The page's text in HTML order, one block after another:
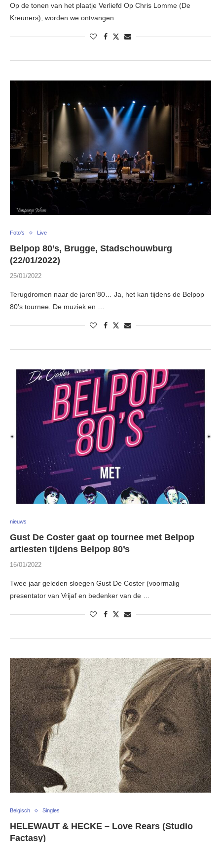
Op de tonen van het plaatje Verliefd Op Chris Lomme (De
Kreuners), worden we ontvangen …
Foto's Live
Belpop 80’s, Brugge, Stadschouwburg
(22/01/2022)
25/01/2022
Terugdromen naar de jaren’80… Ja, het kan tijdens de Belpop
80’s tournee. De muziek en …
nieuws
Gust De Coster gaat op tournee met Belpop
artiesten tijdens Belpop 80’s
16/01/2022
Twee jaar geleden sloegen Gust De Coster (voormalig
presentator van Vrijaf en bedenker van de …
Belgisch Singles
HELEWAUT & HECKE – Love Rears (Studio
Factasy)